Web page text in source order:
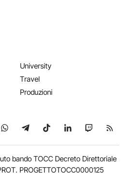
University
Travel
Produzioni
su YouTube
Seguici su WhatsApp
Seguici su Telegram
Seguici su TikTok
Seguici su
Seguici
bando TOCC Decreto Direttoriale
PROGETTOTOCC0000125